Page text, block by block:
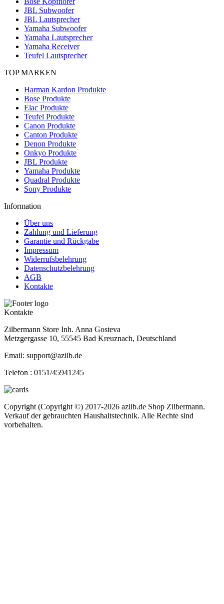
JBL Subwoofer
JBL Lautsprecher
Yamaha Subwoofer
Yamaha Lautsprecher
Yamaha Receiver
Teufel Lautsprecher
TOP MARKEN
Harman Kardon Produkte
Bose Produkte
Elac Produkte
Teufel Produkte
Canon Produkte
Canton Produkte
Denon Produkte
Onkyo Produkte
JBL Produkte
Yamaha Produkte
Quadral Produkte
Sony Produkte
Information
Über uns
Zahlung und Lieferung
Garantie und Rückgabe
Impressum
Widerrufsbelehrung
Datenschutzbelehrung
AGB
Kontakte
Kontakte
Zilbermann Store Inh. Anna Gosteva
Metzgergasse 10, 55545 Bad Kreuznach, Deutschland
Email: support@azilb.de
Telefon : 0151/45941245
Copyright (Copyright ©) 2017-2026 azilb.de Shop Zilbermann.
Verkauf der gebrauchten Haushaltstechnik. Alle Rechte sind
vorbehalten.